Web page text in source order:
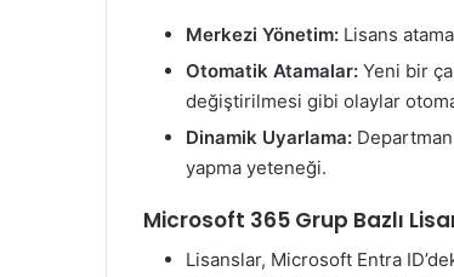
Merkezi Yönetim: Lisans
Otomatik Atamalar: Yeni bir
değiştirilmesi gibi olaylar
Dinamik Uyarlama:
yapma yeteneği.
Microsoft 365 Grup Bazlı
Lisanslar, Microsoft Entra